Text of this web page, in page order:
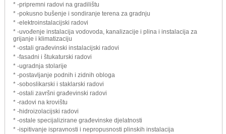
* -pripremni radovi na gradilištu
* -pokusno bušenje i sondiranje terena za gradnju
* -elektroinstalacijski radovi
* -uvođenje instalacija vodovoda, kanalizacije i plina i instalacija za
grijanje i klimatizaciju
* -ostali građevinski instalacijski radovi
* -fasadni i štukaturski radovi
* -ugradnja stolarije
* -postavljanje podnih i zidnih obloga
* -soboslikarski i staklarski radovi
* -ostali završni građevinski radovi
* -radovi na krovištu
* -hidroizolacijski radovi
* -ostale specijalizirane građevinske djelatnosti
* -ispitivanje ispravnosti i nepropusnosti plinskih instalacija